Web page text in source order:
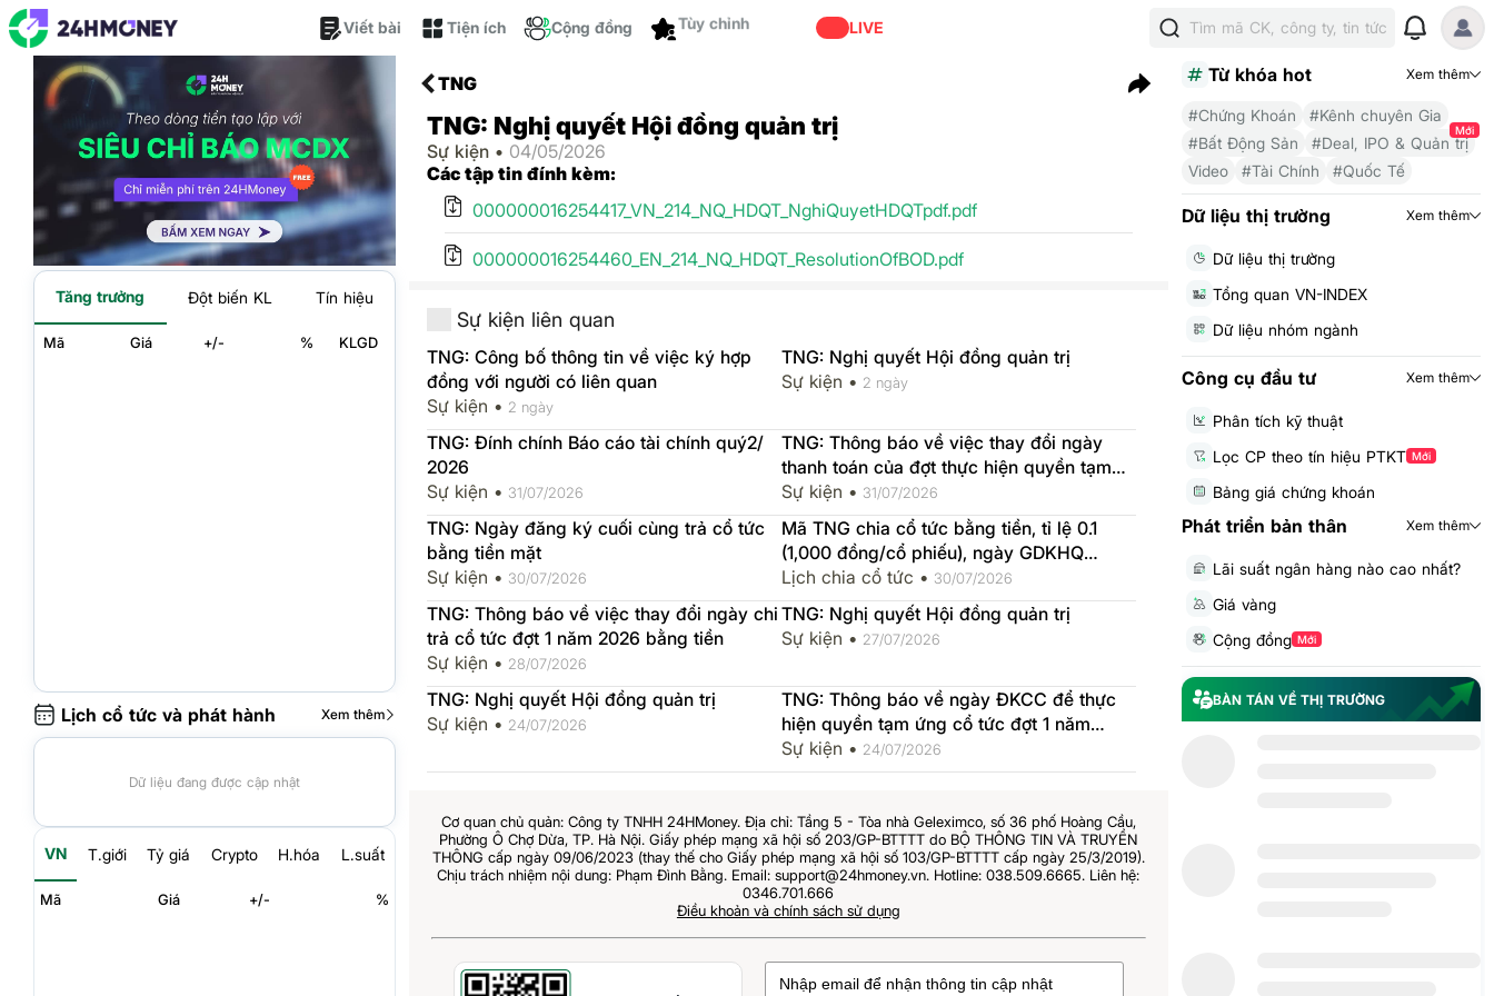
Viết bài Tiện ích Cộng đồng Tùy chỉnh LIVE Tìm mã CK, công ty, tin tức
Tăng trưởng Đột biến KL Tín hiệu
Mã Giá +/- % KLGD
Lịch cổ tức và phát hành Xem thêm
Dữ liệu đang được cập nhật
VN T.giới Tỷ giá Crypto H.hóa L.suất
Mã Giá +/- %
TNG
TNG: Nghị quyết Hội đồng quản trị
Sự kiện • 04/05/2026
Các tập tin đính kèm:
000000016254417_VN_214_NQ_HDQT_NghiQuyetHDQTpdf.pdf
000000016254460_EN_214_NQ_HDQT_ResolutionOfBOD.pdf
Sự kiện liên quan
TNG: Công bố thông tin về việc ký hợp
đồng với người có liên quan
Sự kiện • 2 ngày
TNG: Nghị quyết Hội đồng quản trị
Sự kiện • 2 ngày
TNG: Đính chính Báo cáo tài chính quý2/
2026
Sự kiện • 31/07/2026
TNG: Thông báo về việc thay đổi ngày
thanh toán của đợt thực hiện quyền tạm
ứng cổ tức đợt 1 năm 2026 bằng tiền
Sự kiện • 31/07/2026
TNG: Ngày đăng ký cuối cùng trả cổ tức
bằng tiền mặt
Sự kiện • 30/07/2026
Mã TNG chia cổ tức bằng tiền, tỉ lệ 0.1
(1,000 đồng/cổ phiếu), ngày GDKHQ
2026-08-07, ngày thực hiện 2026-08-28
Lịch chia cổ tức • 30/07/2026
TNG: Thông báo về việc thay đổi ngày chi
trả cổ tức đợt 1 năm 2026 bằng tiền
Sự kiện • 28/07/2026
TNG: Nghị quyết Hội đồng quản trị
Sự kiện • 27/07/2026
TNG: Nghị quyết Hội đồng quản trị
Sự kiện • 24/07/2026
TNG: Thông báo về ngày ĐKCC để thực
hiện quyền tạm ứng cổ tức đợt 1 năm
2026 bằng tiền
Sự kiện • 24/07/2026
Cơ quan chủ quản: Công ty TNHH 24HMoney. Địa chỉ: Tầng 5 - Tòa nhà Geleximco, số 36 phố Hoàng Cầu,
Phường Ô Chợ Dừa, TP. Hà Nội. Giấy phép mạng xã hội số 203/GP-BTTTT do BỘ THÔNG TIN VÀ TRUYỀN
THÔNG cấp ngày 09/06/2023 (thay thế cho Giấy phép mạng xã hội số 103/GP-BTTTT cấp ngày 25/3/2019).
Chịu trách nhiệm nội dung: Phạm Đình Bằng. Email: support@24hmoney.vn. Hotline: 038.509.6665. Liên hệ:
0346.701.666
Điều khoản và chính sách sử dụng
Từ khóa hot Xem thêm
#Chứng Khoán
#Kênh chuyên Gia
#Bất Động Sản
#Deal, IPO & Quản trị
Mới
Video #Tài Chính #Quốc Tế
Dữ liệu thị trường Xem thêm
Dữ liệu thị trường
Tổng quan VN-INDEX
Dữ liệu nhóm ngành
Công cụ đầu tư Xem thêm
Phân tích kỹ thuật
Lọc CP theo tín hiệu PTKT Mới
Bảng giá chứng khoán
Phát triển bản thân Xem thêm
Lãi suất ngân hàng nào cao nhất?
Giá vàng
Cộng đồng Mới
BÀN TÁN VỀ THỊ TRƯỜNG